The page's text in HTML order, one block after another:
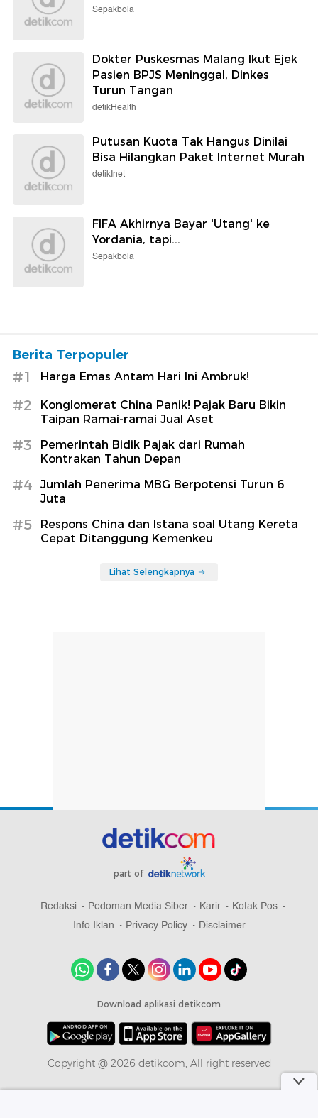
Sepakbola
Dokter Puskesmas Malang Ikut Ejek
Pasien BPJS Meninggal, Dinkes
Turun Tangan
detikHealth
Putusan Kuota Tak Hangus Dinilai
Bisa Hilangkan Paket Internet Murah
detikInet
FIFA Akhirnya Bayar 'Utang' ke
Yordania, tapi...
Sepakbola
Berita Terpopuler
#1 Harga Emas Antam Hari Ini Ambruk!
#2
Konglomerat China Panik! Pajak Baru Bikin
Taipan Ramai-ramai Jual Aset
#3
Pemerintah Bidik Pajak dari Rumah
Kontrakan Tahun Depan
#4
Jumlah Penerima MBG Berpotensi Turun 6
Juta
#5
Respons China dan Istana soal Utang Kereta
Cepat Ditanggung Kemenkeu
Lihat Selengkapnya
part of
Redaksi Pedoman Media Siber Karir
Kotak Pos
Info Iklan
Privacy Policy Disclaimer
Download aplikasi detikcom
Copyright @ 2026 detikcom, All right reserved